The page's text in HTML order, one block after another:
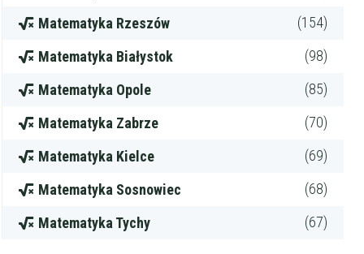
Matematyka Rzeszów (154)
Matematyka Białystok (98)
Matematyka Opole (85)
Matematyka Zabrze (70)
Matematyka Kielce (69)
Matematyka Sosnowiec (68)
Matematyka Tychy (67)